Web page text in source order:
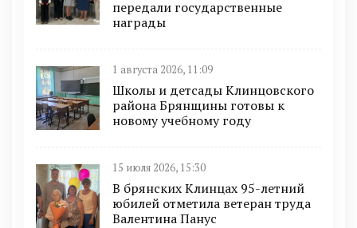
передали государственные
награды
1 августа 2026, 11:09
Школы и детсады Клинцовского
района Брянщины готовы к
новому учебному году
15 июля 2026, 15:30
В брянских Клинцах 95-летний
юбилей отметила ветеран труда
Валентина Панус